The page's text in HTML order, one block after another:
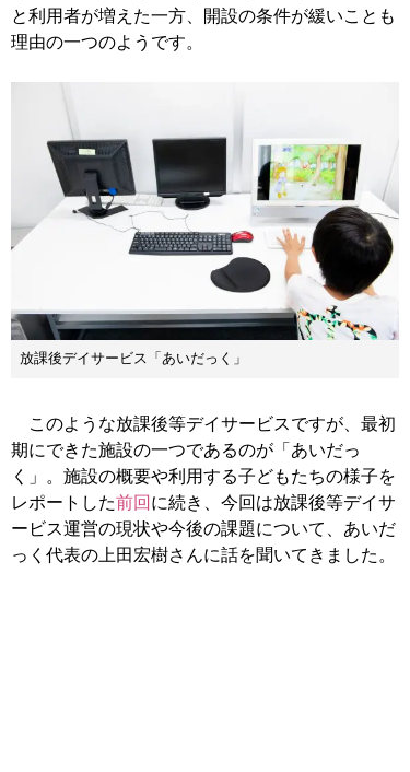
と利用者が増えた一方、開設の条件が緩いことも
理由の一つのようです。
放課後デイサービス「あいだっく」
このような放課後等デイサービスですが、最初
期にできた施設の一つであるのが「あいだっ
く」。施設の概要や利用する子どもたちの様子を
レポートした前回 に続き、今回は放課後等デイサ
ービス運営の現状や今後の課題について、あいだ
っく代表の上田宏樹さんに話を聞いてきました。